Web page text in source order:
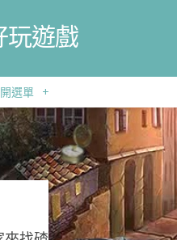
玩遊戲
選單 +